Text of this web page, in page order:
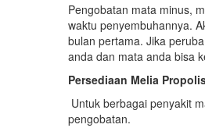
Pengobatan mata minus,
waktu penyembuhannya.
bulan pertama. Jika
anda dan mata anda bisa
Persediaan Melia
Untuk berbagai penyakit
pengobatan.